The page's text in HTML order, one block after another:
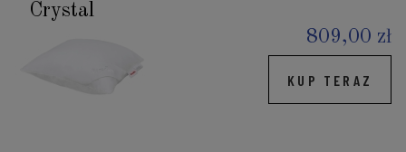
Crystal
809,00 zł
KUP TERAZ